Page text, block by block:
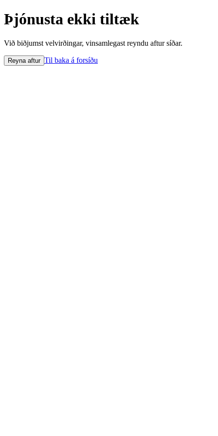
Þjónusta ekki tiltæk
Við biðjumst velvirðingar, vinsamlegast reyndu aftur síðar.
Reyna aftur Til baka á forsíðu